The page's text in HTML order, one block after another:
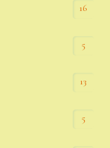
16
5
13
5